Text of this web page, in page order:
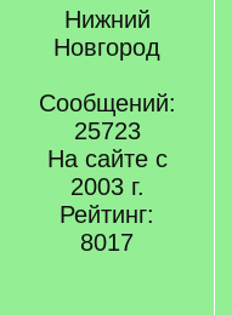
Нижний
Новгород
Сообщений:
25723
На сайте с
2003 г.
Рейтинг:
8017